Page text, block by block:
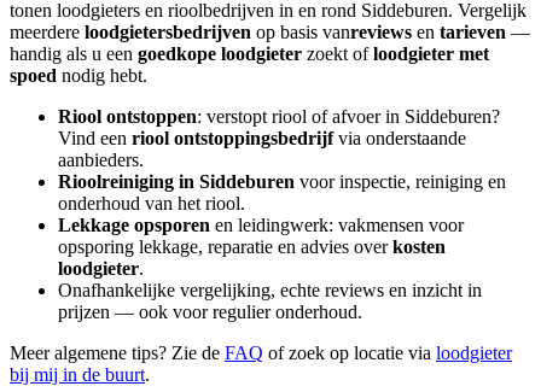
tonen loodgieters en rioolbedrijven in en rond Siddeburen. Vergelijk
meerdere loodgietersbedrijven op basis vanreviews en tarieven —
handig als u een goedkope loodgieter zoekt ofloodgieter met
spoed nodig hebt.
Riool ontstoppen: verstopt riool of afvoer in Siddeburen?
Vind een riool ontstoppingsbedrijfvia onderstaande
aanbieders.
Rioolreiniging in Siddeburen voor inspectie, reiniging en
onderhoud van het riool.
Lekkage opsporen en leidingwerk: vakmensen voor
opsporing lekkage, reparatie en advies overkosten
loodgieter.
Onafhankelijke vergelijking, echte reviews en inzicht in
prijzen — ook voor regulier onderhoud.
Meer algemene tips? Zie de FAQ of zoek op locatie via loodgieter
bij mij in de buurt.